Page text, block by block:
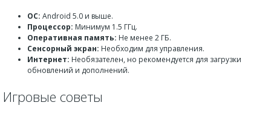
ОС: Android 5.0 и выше.
Процессор: Минимум 1.5 ГГц.
Оперативная память: Не менее 2 ГБ.
Сенсорный экран: Необходим для управления.
Интернет: Необязателен, но рекомендуется для загрузки
обновлений и дополнений.
Игровые советы